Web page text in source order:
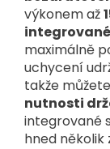
výkonem až
maximálně
uchycení
takže můžete
nutnosti
integrované
hned několik